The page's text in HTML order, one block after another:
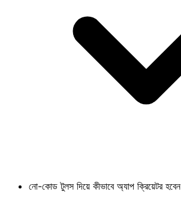
নো-কোড টুলস দিয়ে কীভাবে অ্যাপ ক্রিয়েটর হবেন